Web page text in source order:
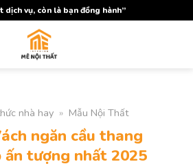
dịch vụ, còn là bạn đồng hành”
nhà hay » Mẫu Nội Thất
ngăn cầu thang
ấn tượng nhất 2025